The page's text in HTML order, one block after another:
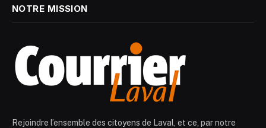
NOTRE MISSION
Rejoindre l’ensemble des citoyens de Laval, et ce, par notre